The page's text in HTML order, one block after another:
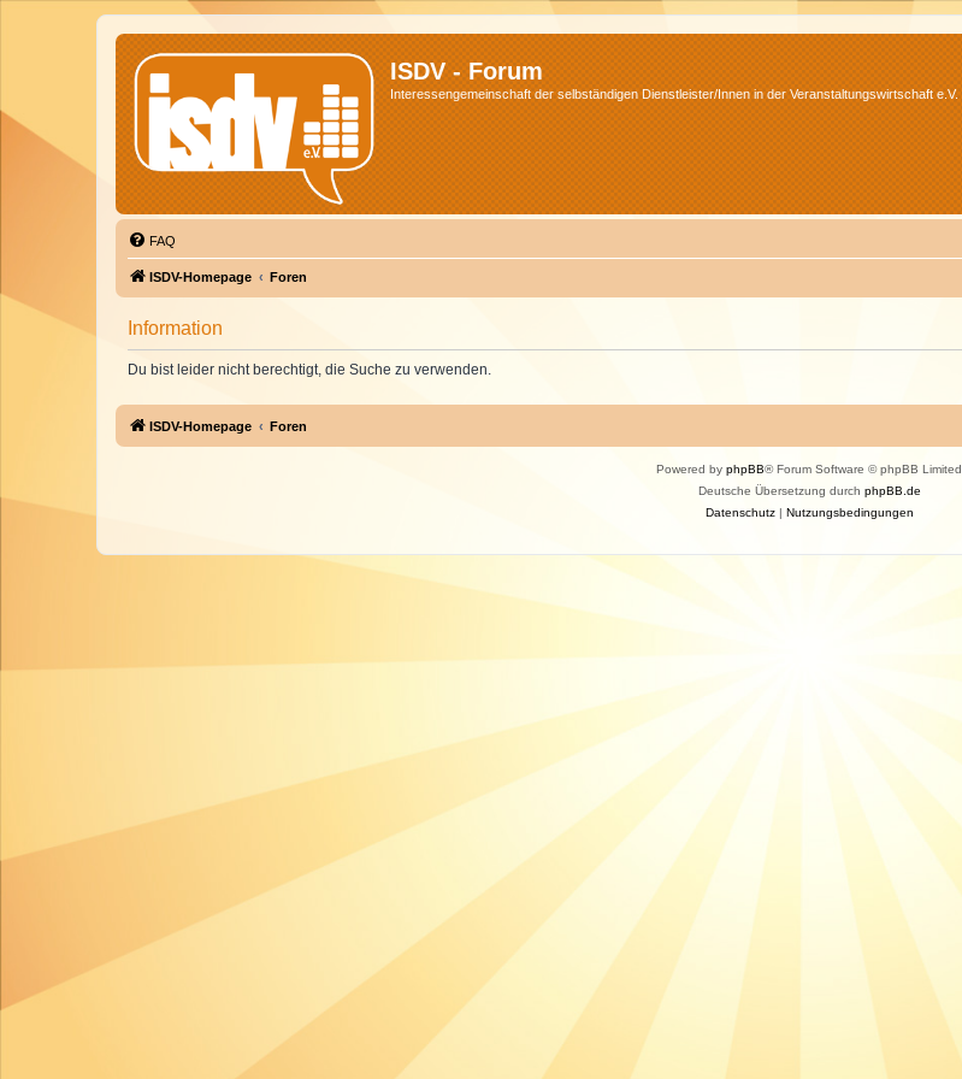
ISDV - Forum
Interessengemeinschaft der selbständigen Dienstleister/Innen in der Veranstaltungswirtschaft e.V.
FAQ
ISDV-Homepage Foren
Information
Du bist leider nicht berechtigt, die Suche zu verwenden.
ISDV-Homepage Foren
Powered by phpBB® Forum Software © phpBB Limited
Deutsche Übersetzung durch phpBB.de
Datenschutz| Nutzungsbedingungen